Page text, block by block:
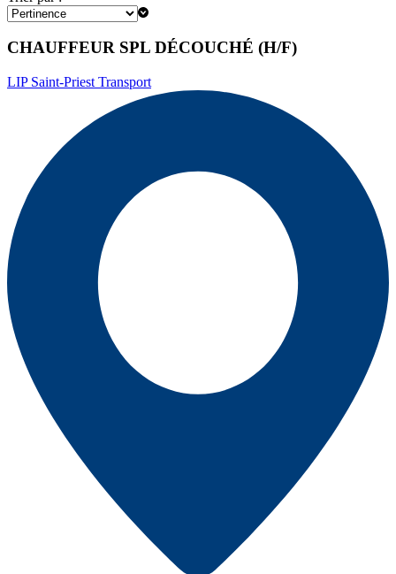
CHAUFFEUR SPL DÉCOUCHÉ (H/F)
LIP Saint-Priest Transport